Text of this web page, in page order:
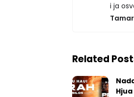
i ja
Related